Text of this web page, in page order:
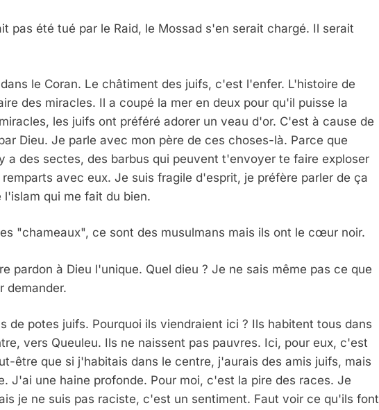
pas été tué par le Raid, le Mossad s'en serait chargé. Il serait
le Coran. Le châtiment des juifs, c'est l'enfer. L'histoire de
des miracles. Il a coupé la mer en deux pour qu'il puisse la
les juifs ont préféré adorer un veau d'or. C'est à cause de
Dieu. Je parle avec mon père de ces choses-là. Parce que
a des sectes, des barbus qui peuvent t'envoyer te faire exploser
avec eux. Je suis fragile d'esprit, je préfère parler de ça
qui me fait du bien.
"chameaux", ce sont des musulmans mais ils ont le cœur noir.
pardon à Dieu l'unique. Quel dieu ? Je ne sais même pas ce que
demander.
de potes juifs. Pourquoi ils viendraient ici ? Ils habitent tous dans
vers Queuleu. Ils ne naissent pas pauvres. Ici, pour eux, c'est
être que si j'habitais dans le centre, j'aurais des amis juifs, mais
J'ai une haine profonde. Pour moi, c'est la pire des races. Je
je ne suis pas raciste, c'est un sentiment. Faut voir ce qu'ils font